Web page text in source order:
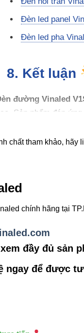
Đèn led panel
Đèn led pha
8. Kết luận
đường Vinaled
Sản phẩm đáp
Khám phá thêm các
chất tham khảo,
chính hãng tại
đầy đủ sản
ngay để được